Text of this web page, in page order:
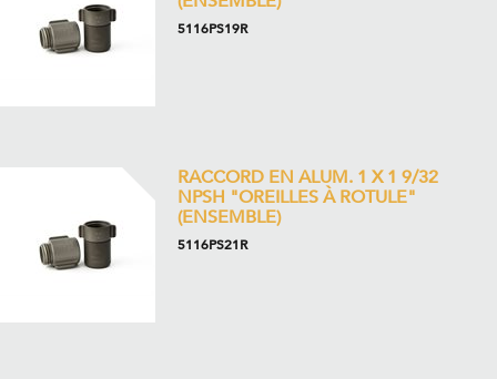
5116PS19R
RACCORD EN ALUM. 1 X 1 9/32
NPSH "OREILLES À ROTULE"
(ENSEMBLE)
5116PS21R